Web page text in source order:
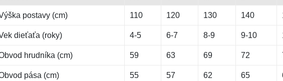
postavy (cm) 110 120 130 140
dieťaťa (roky) 4-5 6-7 8-9 9-10
hrudníka (cm) 59 63 69 72
pása (cm) 55 57 62 65